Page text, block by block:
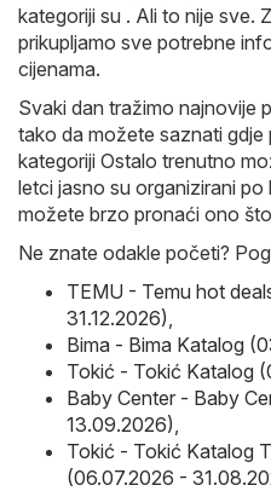
kategoriji su . Ali to nije sve.
prikupljamo sve potrebne
cijenama.
Svaki dan tražimo najnovije
tako da možete saznati
kategoriji Ostalo trenutno
letci jasno su organizirani
možete brzo pronaći ono
Ne znate odakle početi?
TEMU - Temu hot
31.12.2026)
Bima - Bima Katalog
Tokić - Tokić Katalog
Baby Center - Baby
13.09.2026)
Tokić - Tokić Katalog
(06.07.2026 -